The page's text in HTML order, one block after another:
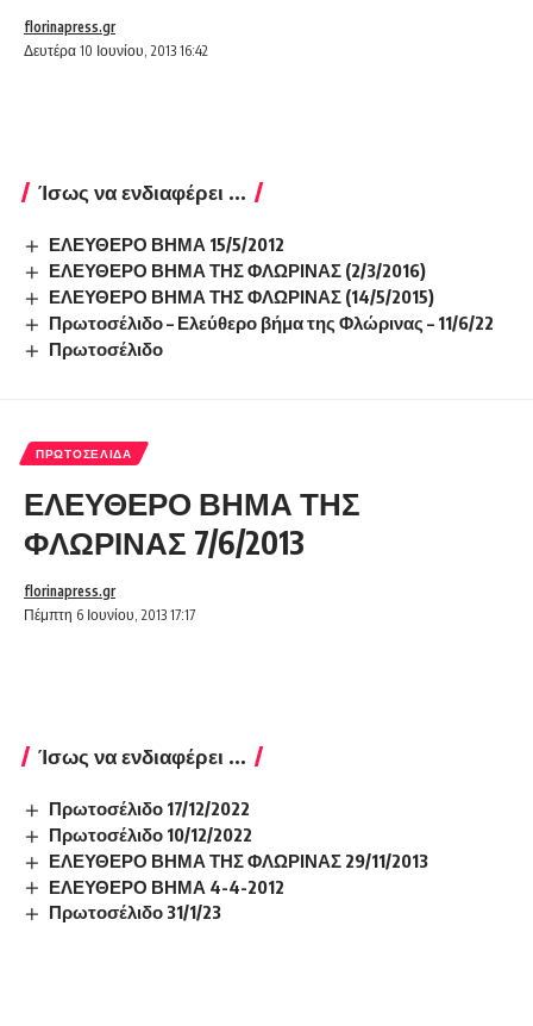
Δευτέρα 10 Ιουνίου, 2013 16:42
florinapress.gr
Ίσως να ενδιαφέρει ...
ΕΛΕΥΘΕΡΟ ΒΗΜΑ 15/5/2012
ΕΛΕΥΘΕΡΟ ΒΗΜΑ ΤΗΣ ΦΛΩΡΙΝΑΣ (2/3/2016)
ΕΛΕΥΘΕΡΟ ΒΗΜΑ ΤΗΣ ΦΛΩΡΙΝΑΣ (14/5/2015)
Πρωτοσέλιδο – Ελεύθερο βήμα της Φλώρινας – 11/6/22
Πρωτοσέλιδο
ΠΡΩΤΟΣΈΛΙΔΑ
ΕΛΕΥΘΕΡΟ ΒΗΜΑ ΤΗΣ
ΦΛΩΡΙΝΑΣ 7/6/2013
Πέμπτη 6 Ιουνίου, 2013 17:17
florinapress.gr
Ίσως να ενδιαφέρει ...
Πρωτοσέλιδο 17/12/2022
Πρωτοσέλιδο 10/12/2022
ΕΛΕΥΘΕΡΟ ΒΗΜΑ ΤΗΣ ΦΛΩΡΙΝΑΣ 29/11/2013
ΕΛΕΥΘΕΡΟ ΒΗΜΑ 4-4-2012
Πρωτοσέλιδο 31/1/23